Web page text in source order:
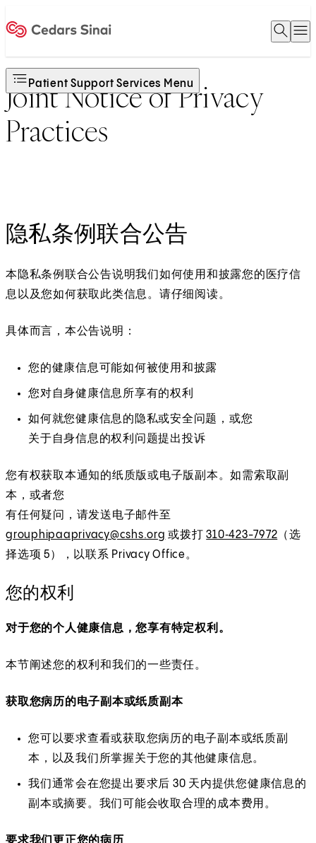
Open
Patient Support Services Menu
Joint Notice of Privacy
Practices
隐私条例联合公告
本隐私条例联合公告说明我们如何使用和披露您的医疗信
息以及您如何获取此类信息。请仔细阅读。
具体而言，本公告说明：
您的健康信息可能如何被使用和披露
您对自身健康信息所享有的权利
如何就您健康信息的隐私或安全问题，或您
关于自身信息的权利问题提出投诉
您有权获取本通知的纸质版或电子版副本。如需索取副
本，或者您
有任何疑问，请发送电子邮件至
grouphipaaprivacy@cshs.org 或拨打310‑423-7972 （选
择选项 5），以联系 Privacy Office。
您的权利
对于您的个人健康信息，您享有特定权利。
本节阐述您的权利和我们的一些责任。
获取您病历的电子副本或纸质副本
您可以要求查看或获取您病历的电子副本或纸质副
本，以及我们所掌握关于您的其他健康信息。
我们通常会在您提出要求后 30 天内提供您健康信息的
副本或摘要。我们可能会收取合理的成本费用。